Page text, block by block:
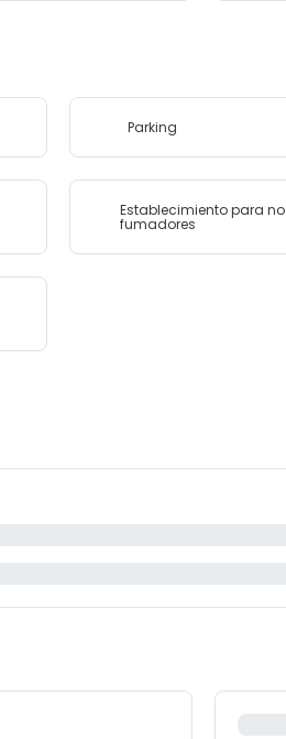
Parking
Establecimiento para no
fumadores